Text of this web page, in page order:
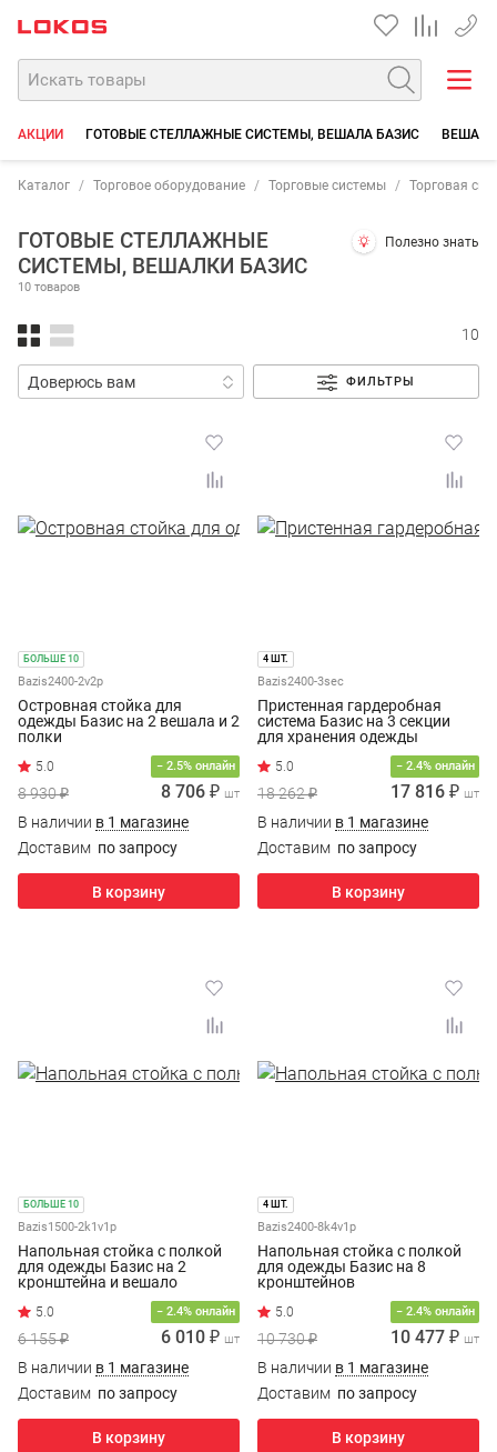
+7
АКЦИИ ГОТОВЫЕ СТЕЛЛАЖНЫЕ СИСТЕМЫ, ВЕШАЛА БАЗИС ВЕШАЛА
Каталог Торговое оборудование Торговые системы Торговая
ГОТОВЫЕ СТЕЛЛАЖНЫЕ
СИСТЕМЫ, ВЕШАЛКИ БАЗИС
10 товаров
Полезно знать
10
ФИЛЬТРЫ
БОЛЬШЕ 10
Bazis2400-2v2p
Островная стойка для
одежды Базис на 2 вешала и 2
полки
− 2.5% онлайн
8 930 ₽ 8 706 ₽ шт
В наличии в 1 магазине
Доставим по запросу
В корзину
4 ШТ.
Bazis2400-3sec
Пристенная гардеробная
система Базис на 3 секции
для хранения одежды
− 2.4% онлайн
18 262 ₽ 17 816 ₽ шт
В наличии в 1 магазине
Доставим по запросу
В корзину
БОЛЬШЕ 10
Bazis1500-2k1v1p
Напольная стойка с полкой
для одежды Базис на 2
кронштейна и вешало
− 2.4% онлайн
6 155 ₽ 6 010 ₽ шт
В наличии в 1 магазине
Доставим по запросу
В корзину
4 ШТ.
Bazis2400-8k4v1p
Напольная стойка с полкой
для одежды Базис на 8
кронштейнов
− 2.4% онлайн
10 730 ₽ 10 477 ₽ шт
В наличии в 1 магазине
Доставим по запросу
В корзину